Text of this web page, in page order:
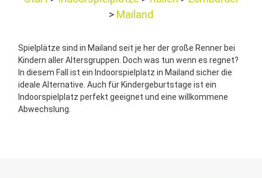
Mailand
Spielplätze sind in Mailand seit je her der große Renner bei
Kindern aller Altersgruppen. Doch was tun wenn es regnet?
In diesem Fall ist ein Indoorspielplatz in Mailand sicher die
ideale Alternative. Auch für Kindergeburtstage ist ein
Indoorspielplatz perfekt geeignet und eine willkommene
Abwechslung.